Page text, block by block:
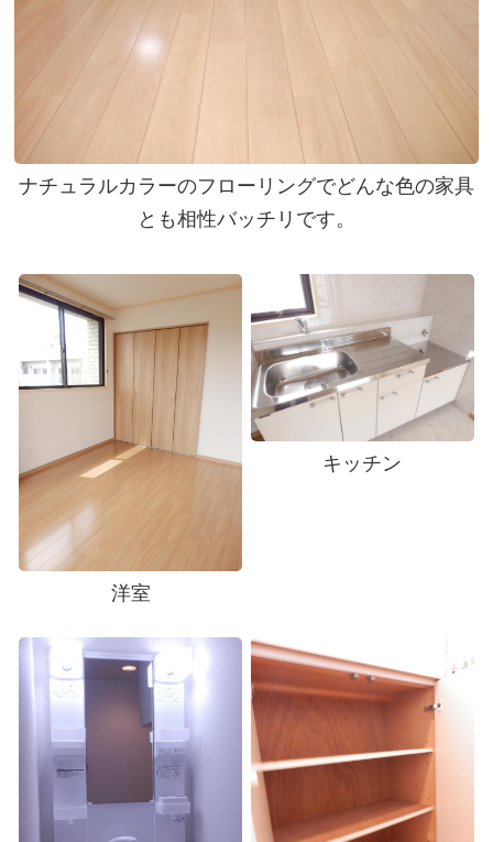
ナチュラルカラーのフローリングでどんな色の家具
とも相性バッチリです。
洋室
キッチン